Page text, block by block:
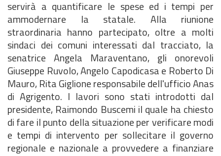
servirà a quantificare le spese ed i tempi per
ammodernare la statale. Alla riunione
straordinaria hanno partecipato, oltre a molti
sindaci dei comuni interessati dal tracciato, la
senatrice Angela Maraventano, gli onorevoli
Giuseppe Ruvolo, Angelo Capodicasa e Roberto Di
Mauro, Rita Giglione responsabile dell'ufficio Anas
di Agrigento. I lavori sono stati introdotti dal
presidente, Raimondo Buscemi il quale ha chiesto
di fare il punto della situazione per verificare modi
e tempi di intervento per sollecitare il governo
regionale e nazionale a provvedere a finanziare